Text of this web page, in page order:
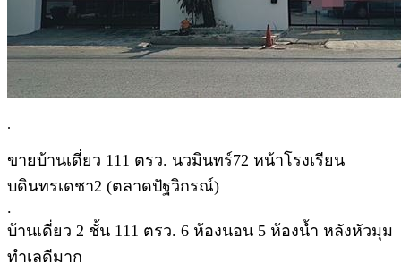
.
ขายบ้านเดี่ยว 111 ตรว. นวมินทร์72 หน้าโรงเรียน
บดินทรเดชา2 (ตลาดปัฐวิกรณ์)
.
บ้านเดี่ยว 2 ชั้น 111 ตรว. 6 ห้องนอน 5 ห้องน้ำ หลังหัวมุม
ทำเลดีมาก